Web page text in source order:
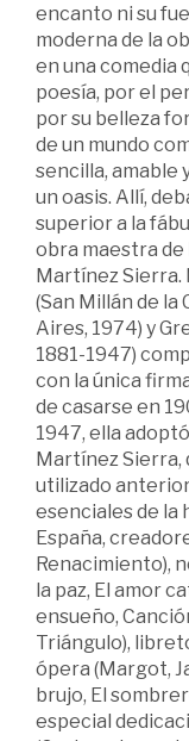
encanto ni su
moderna de la
en una comedia
poesía, por el
por su belleza
de un mundo
sencilla, amable
un oasis. Allí,
superior a la
obra maestra
Martínez Sierra.
(San Millán de la
Aires, 1974) y
1881-1947)
con la única
de casarse en
1947, ella
Martínez Sierra,
utilizado
esenciales de la
España,
Renacimiento),
la paz, El amor
ensueño,
Triángulo),
ópera (Margot,
brujo, El
especial